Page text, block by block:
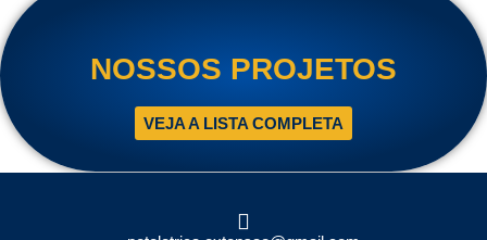
NOSSOS PROJETOS
VEJA A LISTA COMPLETA